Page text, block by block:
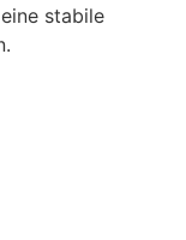
stabile